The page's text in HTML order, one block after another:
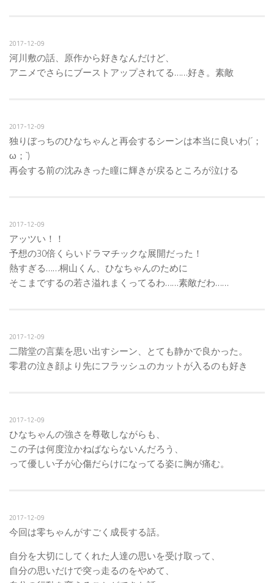
2017-12-09
河川敷の話、原作から好きなんだけど、
アニメでさらにブーストアップされてる……好き。素敵
2017-12-09
独りぼっちのひなちゃんと再会するシーンは本当に良いわ(´；
ω；`)
再会する前の沈みきった瞳に輝きが戻るところが泣ける
2017-12-09
アッツい！！
予想の30倍くらいドラマチックな展開だった！
熱すぎる……桐山くん、ひなちゃんのために
そこまでするの若さ溢れまくってるわ……素敵だわ……
2017-12-09
二階堂の言葉を思い出すシーン、とても静かで良かった。
零君の泣き顔より先にフラッシュのカットが入るのも好き
2017-12-09
ひなちゃんの強さを尊敬しながらも、
この子は何度泣かねばならないんだろう、
って優しい子が心傷だらけになってる姿に胸が痛む。
2017-12-09
今回は零ちゃんがすごく成長する話。
自分を大切にしてくれた人達の思いを受け取って、
自分の思いだけで突っ走るのをやめて、